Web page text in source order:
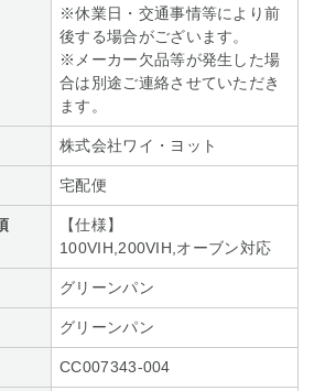
※休業日・交通事情等により前
後する場合がございます。
※メーカー欠品等が発生した場
合は別途ご連絡させていただき
ます。
株式会社ワイ・ヨット
宅配便
【仕様】
100VIH,200VIH,オーブン対応
グリーンパン
グリーンパン
CC007343-004